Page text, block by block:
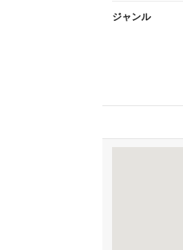
ジャンル